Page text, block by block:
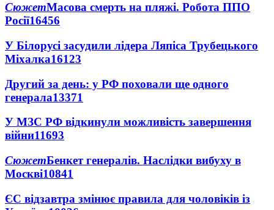
СюжетМасова смерть на пляжі. Робота ППО
Росії16456
У Білорусі засудили лідера Ляпіса Трубецького
Міхалка16123
Другий за день: у РФ поховали ще одного
генерала13371
У МЗС РФ відкинули можливість завершення
війни11693
СюжетБенкет генералів. Наслідки вибуху в
Москві10841
ЄС відзавтра змінює правила для чоловіків із